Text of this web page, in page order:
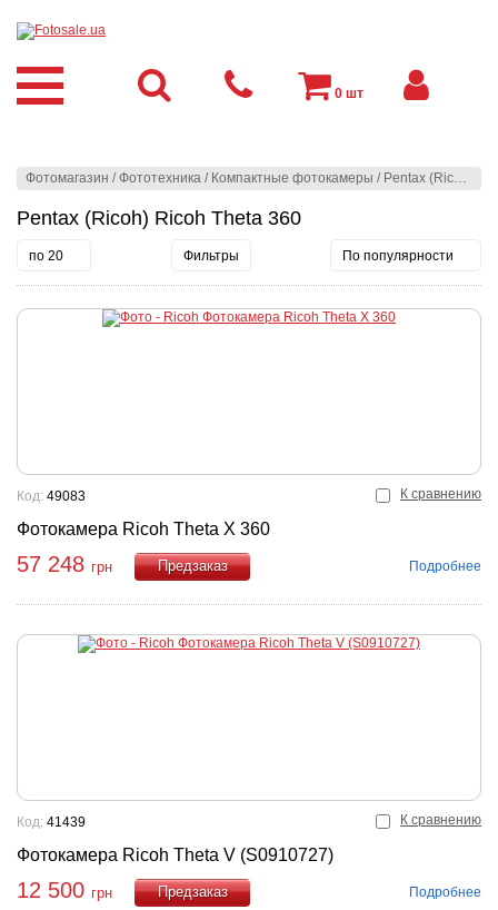
Фотомагазин /Фототехника / Компактные фотокамеры / Pentax (Ricoh)
Pentax (Ricoh) Ricoh Theta 360
по 20 Фильтры По популярности
К сравнению
Фотокамера Ricoh Theta X 360
Код: 49083
57 248 грн
Подробнее
К сравнению
Фотокамера Ricoh Theta V (S0910727)
Код: 41439
12 500 грн
Подробнее
0 шт